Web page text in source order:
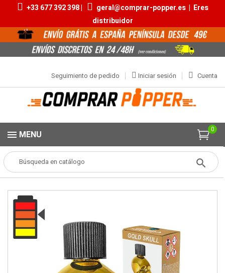
+33 677 392 398 | geral@comprar-popper.es| Eres
distribuidor
Cuenta
Iniciar sesión
Seguimiento de pedido
0
MENU
Popper Aromas Grandes